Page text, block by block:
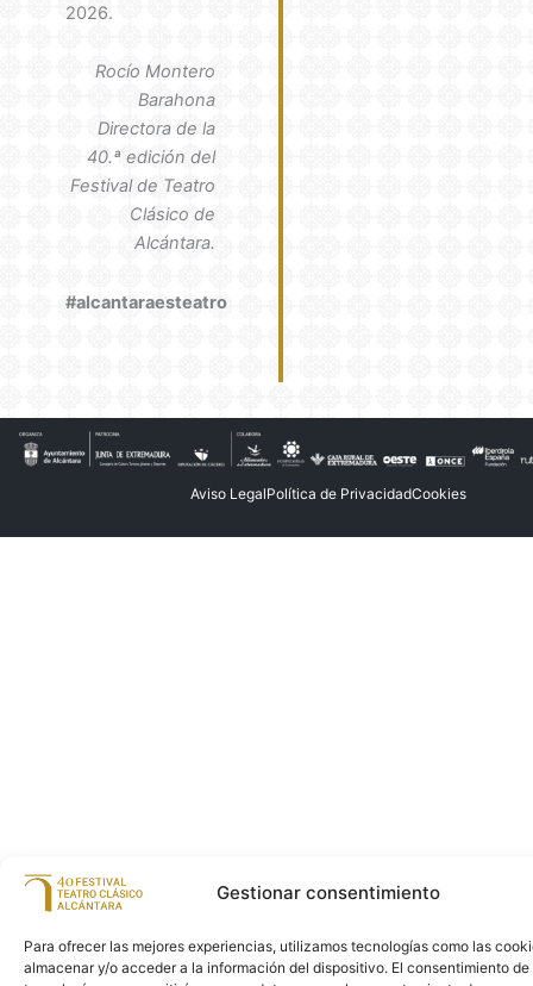
Gestionar consentimiento
Para ofrecer las mejores experiencias, utilizamos tecnologías como las
almacenar y/o acceder a la información del dispositivo. El consentimiento de
2026.
Rocío Montero
Barahona
Directora de la
40.ª edición del
Festival de Teatro
Clásico de
Alcántara.
#alcantaraesteatro
Aviso LegalPolítica de PrivacidadCookies